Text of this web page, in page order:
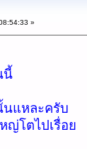
»
นี้
นแหละครับ
ญ่โตไปเรื่อย